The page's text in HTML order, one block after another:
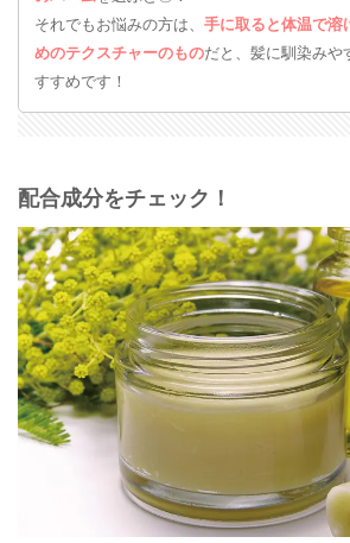
それでもお悩みの方は、 手に取ると体温で溶
めのテクスチャーのものだと、髪に馴染みや
すすめです！
配合成分をチェック！